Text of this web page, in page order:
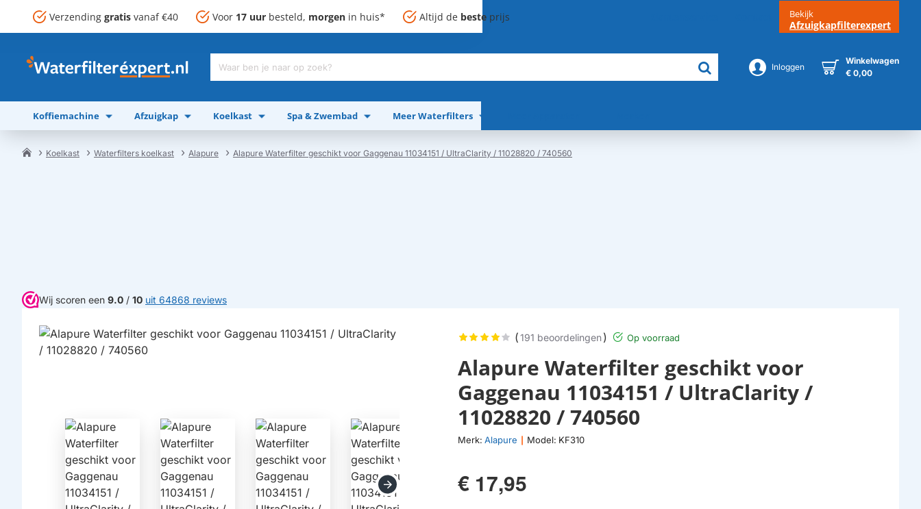
Verzending gratis vanaf €40 Voor 17 uur besteld, morgen in huis* Altijd de beste prijs Bekijk
Afzuigkapfilterexpert
Waar
je
naar
op
Inloggen
Winkelwagen
€ 0,00
Koffiemachine Afzuigkap Koelkast Spa & Zwembad Meer Waterfilters
Koelkast Waterfilters koelkast Alapure Alapure Waterfilter geschikt voor Gaggenau 11034151 / UltraClarity / 11028820 / 740560
Wij scoren een 9.0 / 10 uit 64868 reviews
Alapure Waterfilter geschikt voor
Gaggenau 11034151 / UltraClarity /
11028820 / 740560
Merk: Alapure Model: KF310
(191 beoordelingen) Op voorraad
€ 17,95